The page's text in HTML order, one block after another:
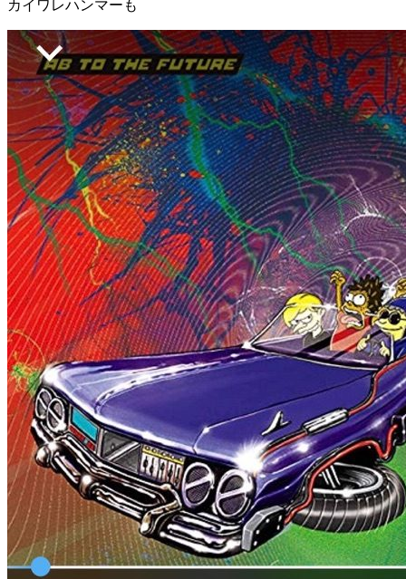
カイワレハンマーも